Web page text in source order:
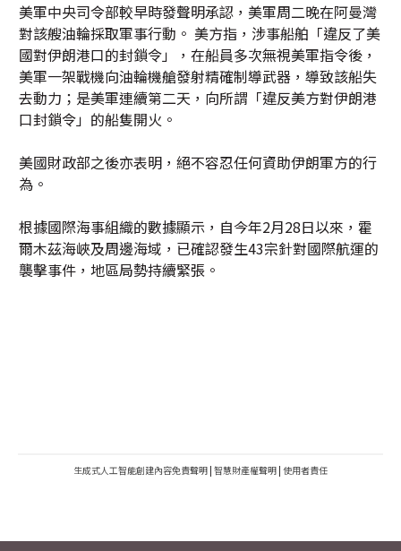
美軍中央司令部較早時發聲明承認，美軍周二晚在阿曼灣
對該艘油輪採取軍事行動。 美方指，涉事船舶「違反了美
國對伊朗港口的封鎖令」，在船員多次無視美軍指令後，
美軍一架戰機向油輪機艙發射精確制導武器，導致該船失
去動力；是美軍連續第二天，向所謂「違反美方對伊朗港
口封鎖令」的船隻開火。
美國財政部之後亦表明，絕不容忍任何資助伊朗軍方的行
為。
根據國際海事組織的數據顯示，自今年2月28日以來，霍
爾木茲海峽及周邊海域，已確認發生43宗針對國際航運的
襲擊事件，地區局勢持續緊張。
生成式人工智能創建內容免責聲明 | 智慧財產權聲明 | 使用者責任